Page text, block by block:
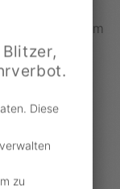
den jeweils im
und
eine
in der
Diese
zu